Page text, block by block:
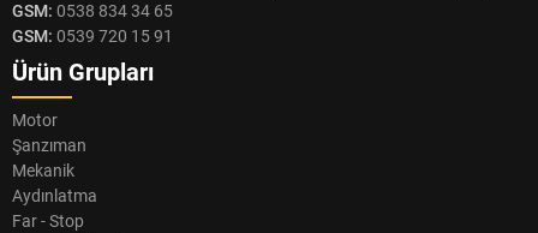
GSM: 0538 834 34 65
GSM: 0539 720 15 91
Ürün Grupları
Motor
Şanzıman
Mekanik
Aydınlatma
Far - Stop